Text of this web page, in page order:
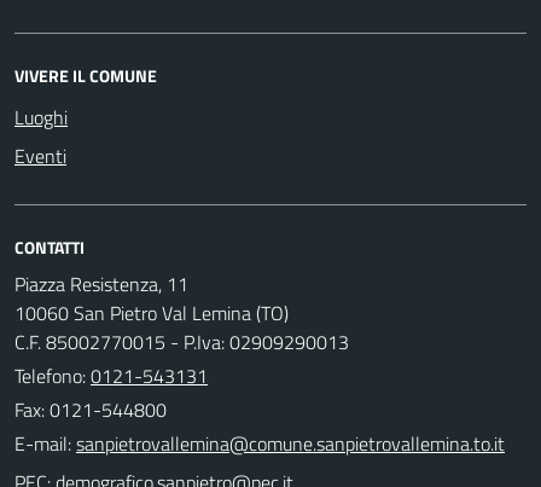
VIVERE IL COMUNE
Luoghi
Eventi
CONTATTI
Piazza Resistenza, 11
10060 San Pietro Val Lemina (TO)
C.F. 85002770015 - P.Iva: 02909290013
Telefono:0121-543131
Fax: 0121-544800
E-mail: